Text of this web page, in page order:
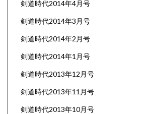
剣道時代2014年4月号
剣道時代2014年3月号
剣道時代2014年2月号
剣道時代2014年1月号
剣道時代2013年12月号
剣道時代2013年11月号
剣道時代2013年10月号